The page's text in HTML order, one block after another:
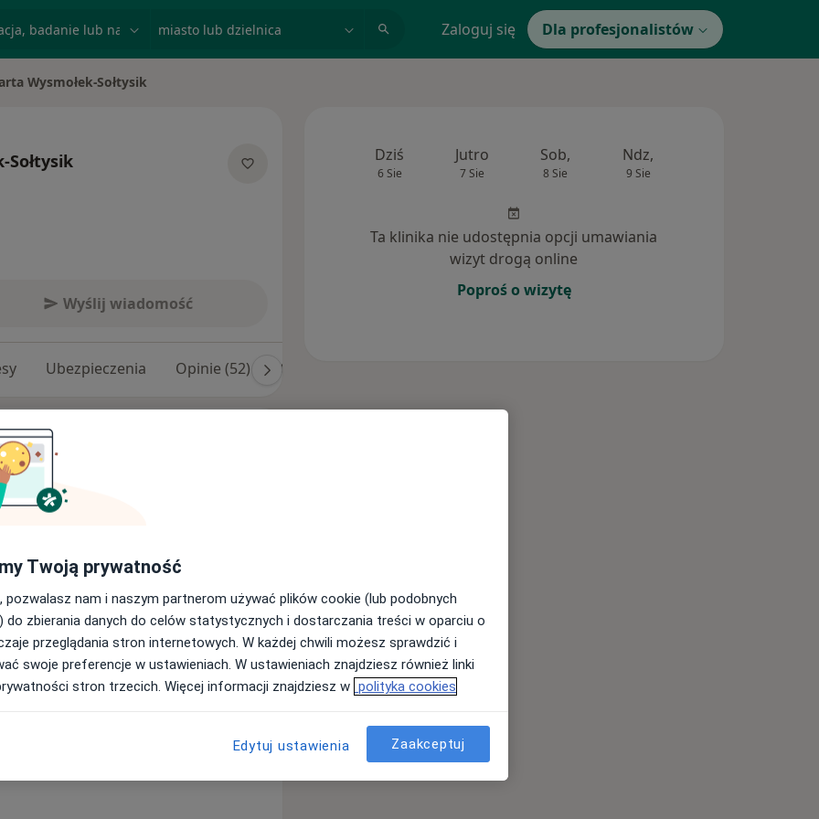
Zaloguj się Dla profesjonalistów
Wysmołek-Sołtysik
Sołtysik
Wyślij wiadomość
Ubezpieczenia Opinie (52) Odpowiedzi na pytania (3)
Instytucie Geriatrii
jestem związana do tej pory,
Biologicznej. Doświadczenie
w Klinice "pod
wiedzę uczestnicząc w
Jestem
leczeniem pacjentów z chorobami
badanie kapilaroskopowe
Uniwersytetu Medycznego ,
de Lille we Francji. Kursy: -Kurs
i fizykalnej
i Medycyny Fizykalnej -
Reumatologicznego, zakończone
Angielski
Dziś
6 Sie
Jutro
7 Sie
Sob,
8 Sie
Ndz,
9 Sie
Ta klinika nie udostępnia opcji umawiania
wizyt drogą online
Poproś o wizytę
Twoją prywatność
pozwalasz nam i naszym partnerom używać plików cookie (lub podobnych
do zbierania danych do celów statystycznych i dostarczania treści w oparciu o
przeglądania stron internetowych. W każdej chwili możesz sprawdzić i
swoje preferencje w ustawieniach. W ustawieniach znajdziesz również linki
stron trzecich. Więcej informacji znajdziesz w polityka cookies
Edytuj ustawienia Zaakceptuj